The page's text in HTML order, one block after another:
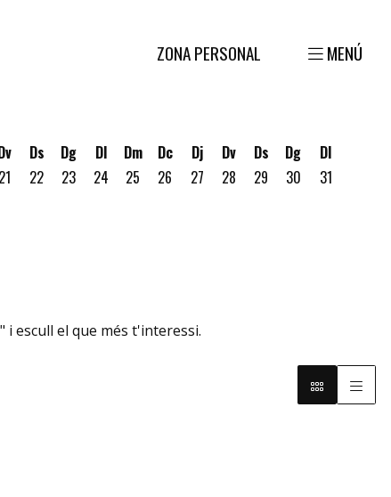
ZONA PERSONAL MENÚ
21
Ds
22
Dg
23
Dl
24
Dm
25
Dc
26
Dj
27
Dv
28
Ds
29
Dg
30
Dl
31
escull el que més t'interessi.